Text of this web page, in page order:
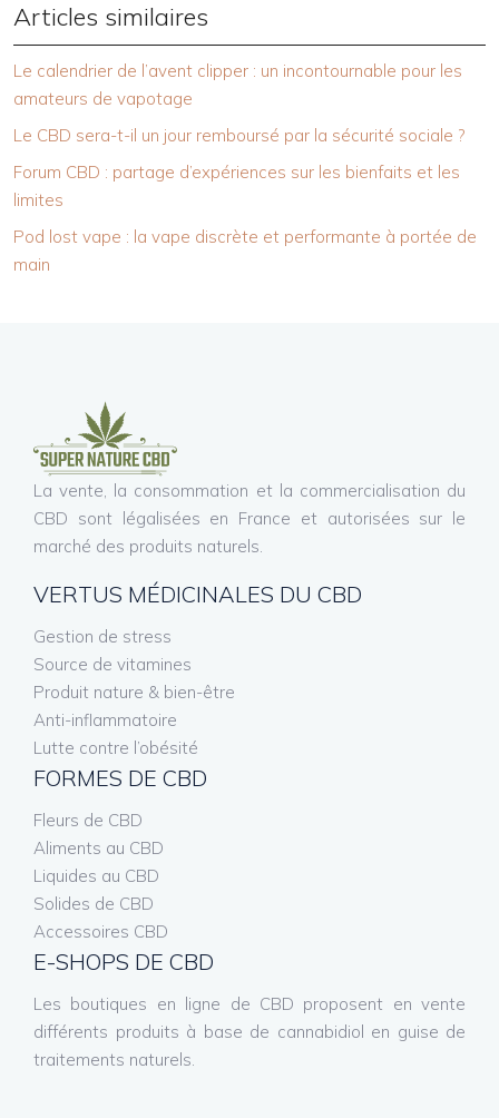
Articles similaires
Le calendrier de l’avent clipper : un incontournable pour les
amateurs de vapotage
Le CBD sera-t-il un jour remboursé par la sécurité sociale ?
Forum CBD : partage d’expériences sur les bienfaits et les
limites
Pod lost vape : la vape discrète et performante à portée de
main
La vente, la consommation et la commercialisation du
CBD sont légalisées en France et autorisées sur le
marché des produits naturels.
VERTUS MÉDICINALES DU CBD
Gestion de stress
Source de vitamines
Produit nature & bien-être
Anti-inflammatoire
Lutte contre l’obésité
FORMES DE CBD
Fleurs de CBD
Aliments au CBD
Liquides au CBD
Solides de CBD
Accessoires CBD
E-SHOPS DE CBD
Les boutiques en ligne de CBD proposent en vente
différents produits à base de cannabidiol en guise de
traitements naturels.